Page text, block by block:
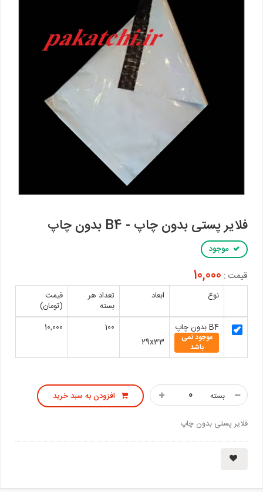
فلایر پستی بدون چاپ - B4 بدون چاپ
موجود
قیمت : 10,000
نوع ابعاد
تعداد هر
بسته
قیمت
(تومان)
B4 بدون چاپ
موجود نمی
باشد
29x33
100
10,000
بسته افزودن به سبد خرید
فلایر پستی بدون چاپ